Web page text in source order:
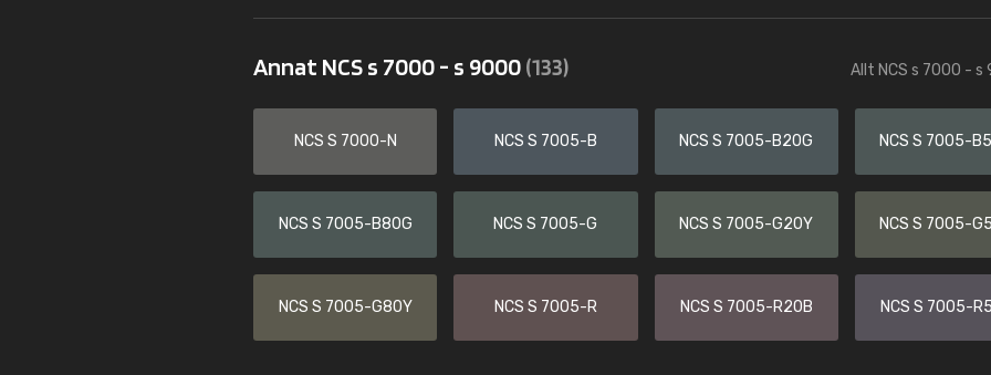
Annat NCS s 7000 - s 9000(133) Allt NCS s 7000 - s
NCS S 7000-N NCS S 7005-B NCS S 7005-B20G NCS S 7005-
NCS S 7005-B80G NCS S 7005-G NCS S 7005-G20Y NCS S 7005-
NCS S 7005-G80Y NCS S 7005-R NCS S 7005-R20B NCS S 7005-